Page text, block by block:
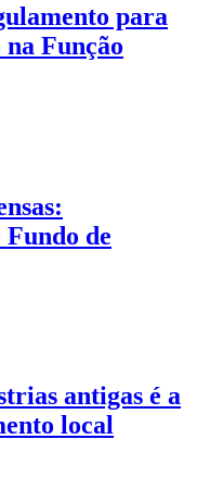
para
na Função
Fundo de
antigas é a
local